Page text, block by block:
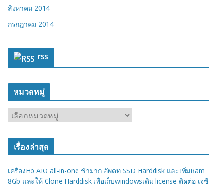
สิงหาคม 2014
กรกฎาคม 2014
rss
หมวดหมู่
ม
ว
มู่
เรื่องล่าสุด
เครื่องHp AIO all-in-one ช้ามาก อัพดท SSD Harddisk และเพิ่มRam
8Gb และให้ Clone Harddisk เพื่อเก็บwindowsเดิม license ติดต่อ เจซี